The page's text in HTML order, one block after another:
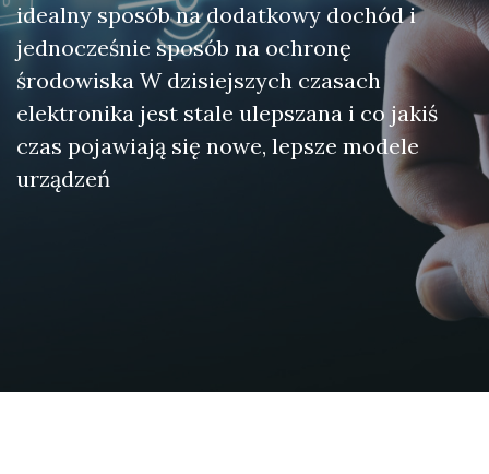
idealny sposób na dodatkowy dochód i
jednocześnie sposób na ochronę
środowiska W dzisiejszych czasach
elektronika jest stale ulepszana i co jakiś
czas pojawiają się nowe, lepsze modele
urządzeń